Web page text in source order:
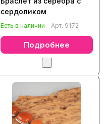
сердоликом
Есть в наличии Арт. 9172
Подробнее